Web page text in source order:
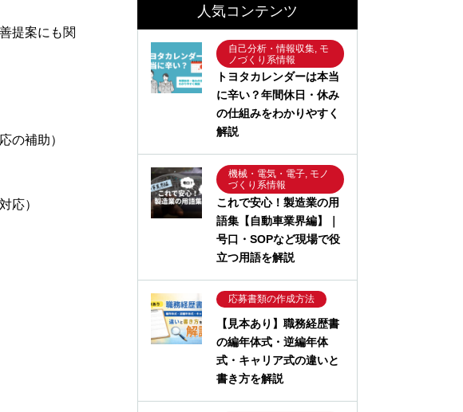
提案にも関
の補助）
応）
人気コンテンツ
自己分析・情報収集, モ
ノづくり系情報
トヨタカレンダーは本当
に辛い？年間休日・休み
の仕組みをわかりやすく
解説
機械・電気・電子, モノ
づくり系情報
これで安心！製造業の用
語集【自動車業界編】｜
号口・SOPなど現場で役
立つ用語を解説
応募書類の作成方法
【見本あり】職務経歴書
の編年体式・逆編年体
式・キャリア式の違いと
書き方を解説